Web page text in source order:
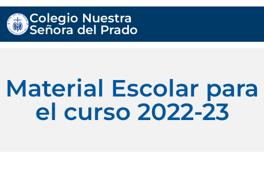
Colegio Nuestra
Señora del Prado
Material Escolar para
el curso 2022-23